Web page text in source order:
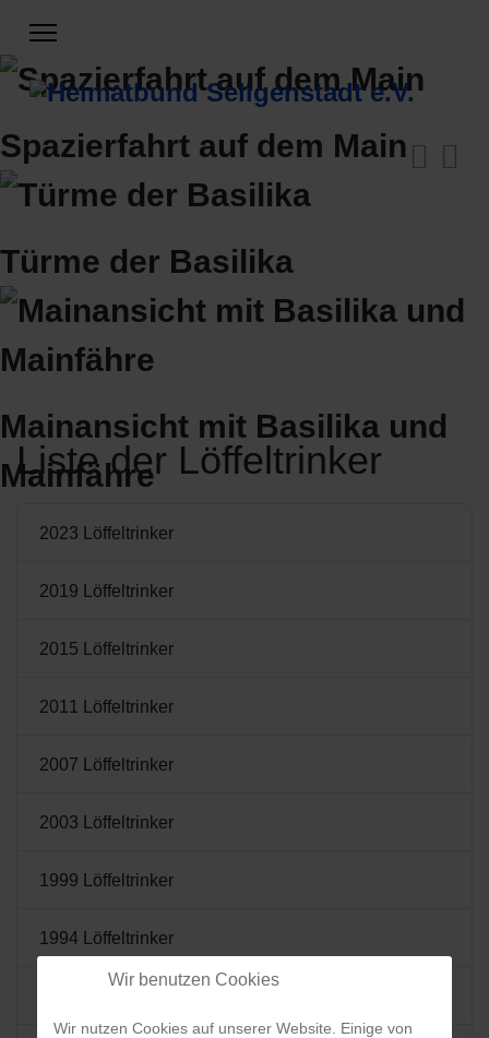
Spazierfahrt auf dem Main
Türme der Basilika
Mainansicht mit Basilika und
Mainfähre
Liste der Löffeltrinker
2023 Löffeltrinker
2019 Löffeltrinker
2015 Löffeltrinker
2011 Löffeltrinker
2007 Löffeltrinker
2003 Löffeltrinker
1999 Löffeltrinker
1994 Löffeltrinker
Wir benutzen Cookies
Wir nutzen Cookies auf unserer Website. Einige von